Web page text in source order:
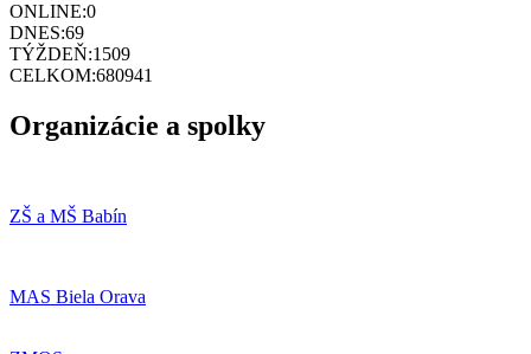
ONLINE:0
DNES:69
TÝŽDEŇ:1509
CELKOM:680941
Organizácie a spolky
ZŠ a MŠ Babín
MAS Biela Orava